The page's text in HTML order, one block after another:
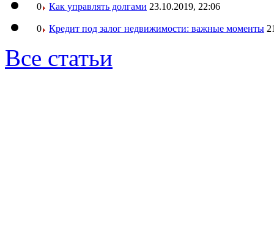
0 Как управлять долгами 23.10.2019, 22:06
0 Кредит под залог недвижимости: важные моменты
Все статьи